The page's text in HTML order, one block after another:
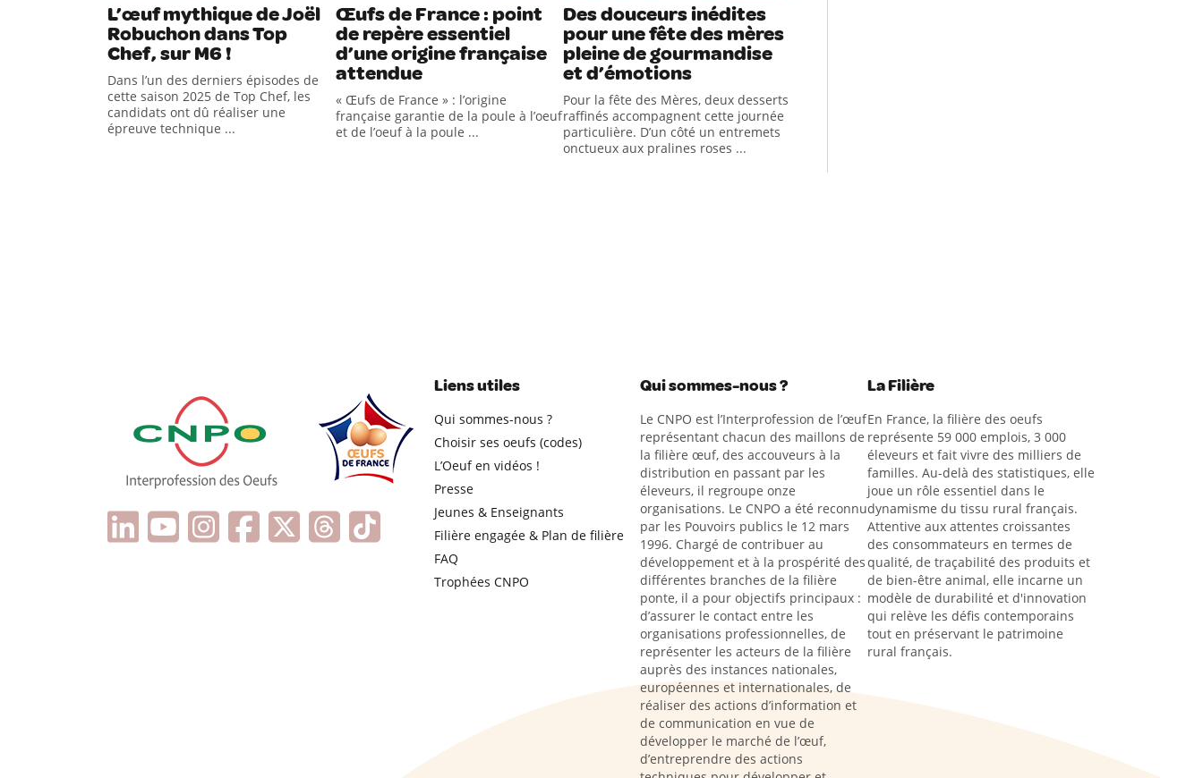
L’œuf mythique de Joël
Robuchon dans Top
Chef, sur M6 !
Dans l’un des derniers épisodes de
cette saison 2025 de Top Chef, les
candidats ont dû réaliser une
épreuve technique ...
Œufs de France : point
de repère essentiel
d’une origine française
attendue
« Œufs de France » : l’origine
française garantie de la poule à l’oeuf
et de l’oeuf à la poule ...
Des douceurs inédites
pour une fête des mères
pleine de gourmandise
et d’émotions
Pour la fête des Mères, deux desserts
raffinés accompagnent cette journée
particulière. D’un côté un entremets
onctueux aux pralines roses ...
Liens utiles
Qui sommes-nous ?
Choisir ses oeufs (codes)
L’Oeuf en vidéos !
Presse
Jeunes & Enseignants
Filière engagée & Plan de filière
FAQ
Trophées CNPO
Qui sommes-nous ?
Le CNPO est l’Interprofession de l’œuf
représentant chacun des maillons de
la filière œuf, des accouveurs à la
distribution en passant par les
éleveurs, il regroupe onze
organisations. Le CNPO a été reconnu
par les Pouvoirs publics le 12 mars
1996. Chargé de contribuer au
développement et à la prospérité des
différentes branches de la filière
ponte, il a pour objectifs principaux :
d’assurer le contact entre les
organisations professionnelles, de
représenter les acteurs de la filière
auprès des instances nationales,
européennes et internationales, de
réaliser des actions d’information et
de communication en vue de
développer le marché de l’œuf,
d’entreprendre des actions
La Filière
En France, la filière des oeufs
représente 59 000 emplois, 3 000
éleveurs et fait vivre des milliers de
familles. Au-delà des statistiques, elle
joue un rôle essentiel dans le
dynamisme du tissu rural français.
Attentive aux attentes croissantes
des consommateurs en termes de
qualité, de traçabilité des produits et
de bien-être animal, elle incarne un
modèle de durabilité et d'innovation
qui relève les défis contemporains
tout en préservant le patrimoine
rural français.